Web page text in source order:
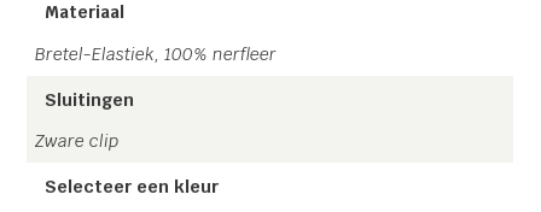
Materiaal
Bretel-Elastiek, 100% nerfleer
Sluitingen
Zware clip
Selecteer een kleur